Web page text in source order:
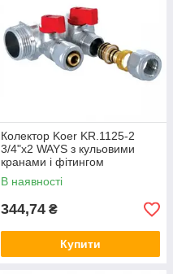
Колектор Koer KR.1125-2
3/4"x2 WAYS з кульовими
кранами і фітингом
В наявності
344,74 ₴
Купити